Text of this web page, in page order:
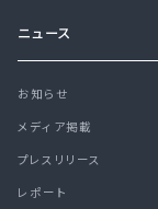
ニュース
お知らせ
メディア掲載
プレスリリース
レポート